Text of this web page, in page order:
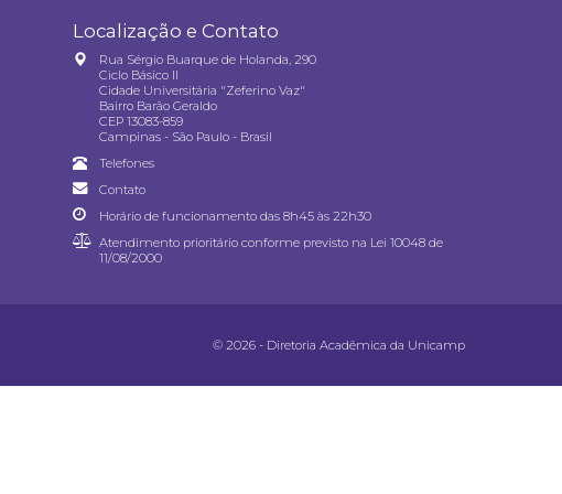
Localização e Contato
Rua Sérgio Buarque de Holanda, 290
Ciclo Básico II
Cidade Universitária "Zeferino Vaz"
Bairro Barão Geraldo
CEP 13083-859
Campinas - São Paulo - Brasil
Telefones
Contato
Horário de funcionamento das 8h45 às 22h30
Atendimento prioritário conforme previsto na Lei 10048 de
11/08/2000
© 2026 - Diretoria Acadêmica da Unicamp